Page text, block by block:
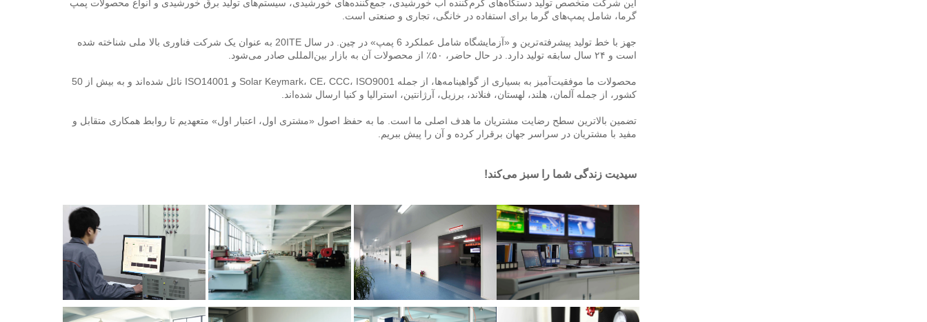
گرما، شامل پمپ‌های گرما برای استفاده در خانگی، تجاری و صنعتی است.
است و ۲۴ سال سابقه تولید دارد. در حال حاضر، ۵۰٪ از محصولات آن به بازار بین‌المللی صادر می‌شود.
کشور، از جمله آلمان، هلند، لهستان، فنلاند، برزیل، آرژانتین، استرالیا و کنیا ارسال شده‌اند.
مفید با مشتریان در سراسر جهان برقرار کرده و آن را پیش ببریم.
سیدیت زندگی شما را سبز می‌کند!